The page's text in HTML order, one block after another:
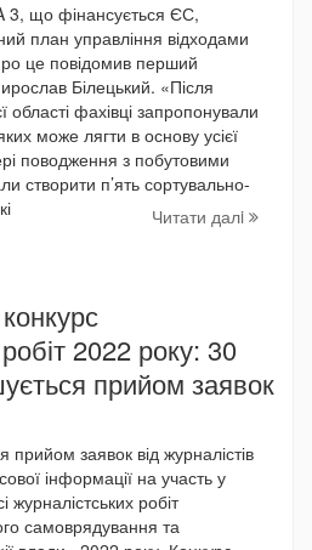
3, що фінансується ЄС,
план управління відходами
це повідомив перший
Білецький. «Після
області фахівці запропонували
може лягти в основу усієї
поводження з побутовими
створити п’ять сортувально-
Читати далi
2022 року: 30
прийом заявок
заявок від журналістів
інформації на участь у
журналістських робіт
самоврядування та